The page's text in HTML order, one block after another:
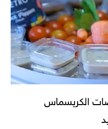
الكريسماس